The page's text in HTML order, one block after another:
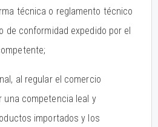
técnica o reglamento técnico
de conformidad expedido por el
al regular el comercio
una competencia leal y
importados y los